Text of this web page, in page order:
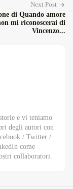
Next Post
di Quando amore
mi riconoscerai di
Vincenzo...
e vi teniamo
degli autori con
/ Twitter /
come
collaboratori.